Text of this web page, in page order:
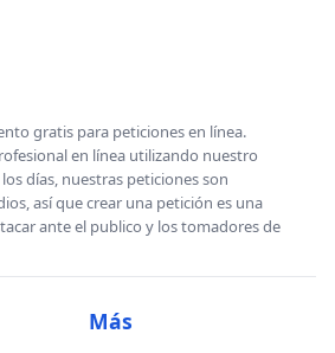
gratis para peticiones en línea.
en línea utilizando nuestro
días, nuestras peticiones son
así que crear una petición es una
ante el publico y los tomadores de
Más